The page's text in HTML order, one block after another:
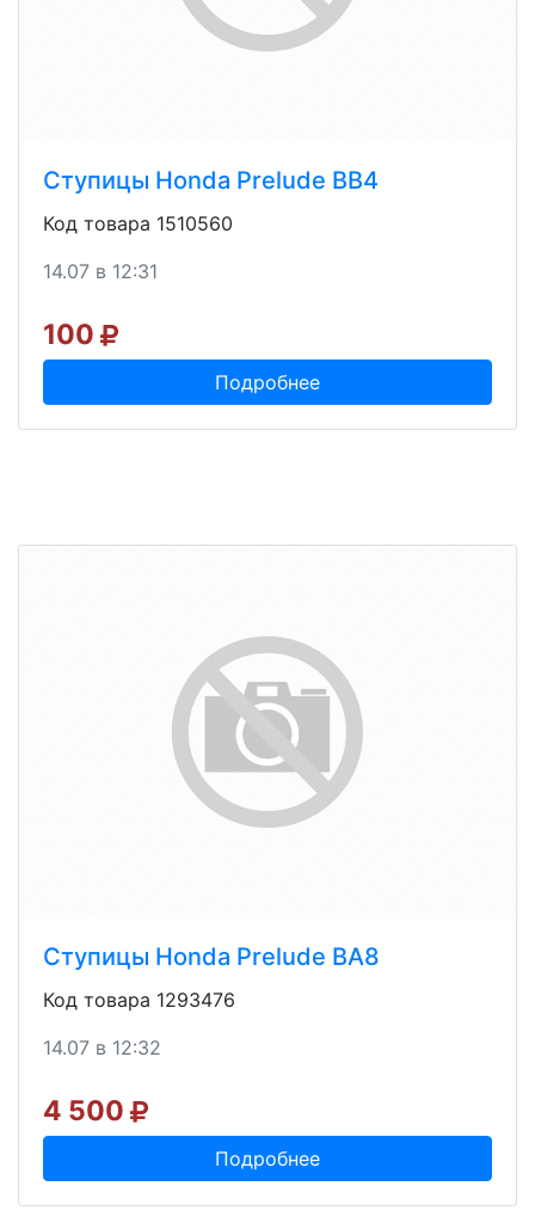
Ступицы Honda Prelude ВВ4
Код товара 1510560
14.07 в 12:31
100
Подробнее
Ступицы Honda Prelude ВА8
Код товара 1293476
14.07 в 12:32
4 500
Подробнее